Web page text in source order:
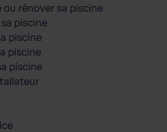
ou rénover sa piscine
piscine
piscine
piscine
piscine